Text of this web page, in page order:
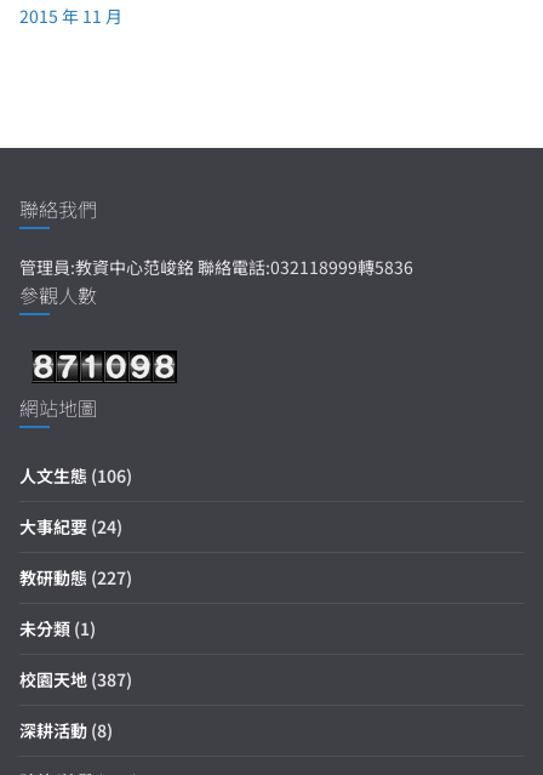
2015 年 11 月
聯絡我們
管理員:教資中心范峻銘 聯絡電話:032118999轉5836
參觀人數
網站地圖
人文生態 (106)
大事紀要 (24)
教研動態 (227)
未分類 (1)
校園天地 (387)
深耕活動 (8)